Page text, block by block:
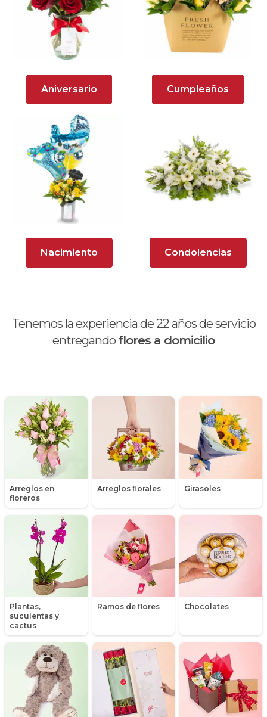
Aniversario Cumpleaños
Nacimiento Condolencias
Tenemos la experiencia de 22años de servicio
entregando flores a domicilio
Arreglos en
floreros
Arreglos florales Girasoles
Plantas,
suculentas y
cactus
Ramos de flores Chocolates
Arreglos florales en tono naranja
Arreglos Florales para Aniversario
Arreglos florales para dar agradecimiento
Arreglos Florales para Defunciones
Arreglos Florales para Eventos
Arreglos florales románticos
Arreglos rosados
Día de la madre
Flores y Regalos de Navidad
Gerberas
Girasoles
Globos
Graduación
Hipericum
Libros
Liliums
Mensajes
Minirosas
Nacimiento de niños